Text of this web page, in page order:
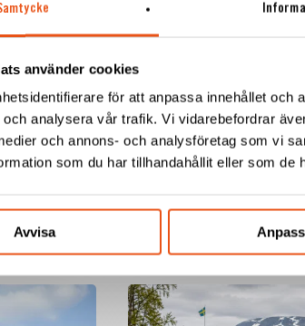
använder cookies
för att anpassa innehållet och
analysera vår trafik. Vi vidarebefordrar
och annons- och analysföretag som vi
som du har tillhandahållit eller som
Avvisa
projekt trivs du bäst med?
jag får utmana mig själv och lära mig nya
Svekon
tilldelas